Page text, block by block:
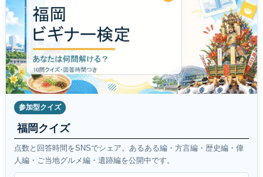
参加型クイズ
福岡クイズ
点数と回答時間をSNSでシェア。あるある編・方言編・歴史編・偉
人編・ご当地グルメ編・遺跡編を公開中です。